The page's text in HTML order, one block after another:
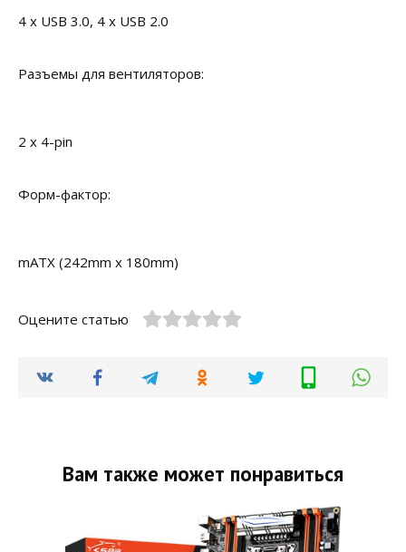
4 x USB 3.0, 4 x USB 2.0
Разъемы для вентиляторов:
2 x 4-pin
Форм-фактор:
mATX (242mm x 180mm)
Оцените статью
Вам также может понравиться